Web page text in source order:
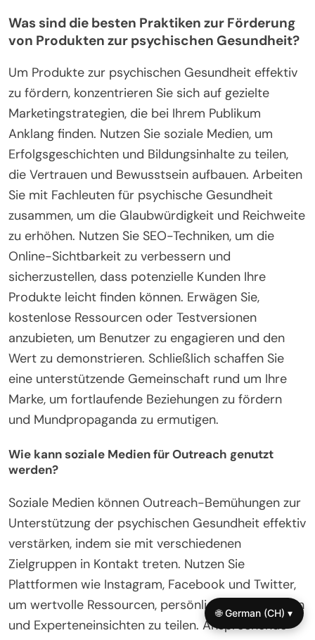
Was sind die besten Praktiken zur Förderung
von Produkten zur psychischen Gesundheit?
Um Produkte zur psychischen Gesundheit effektiv
zu fördern, konzentrieren Sie sich auf gezielte
Marketingstrategien, die bei Ihrem Publikum
Anklang finden. Nutzen Sie soziale Medien, um
Erfolgsgeschichten und Bildungsinhalte zu teilen,
die Vertrauen und Bewusstsein aufbauen. Arbeiten
Sie mit Fachleuten für psychische Gesundheit
zusammen, um die Glaubwürdigkeit und Reichweite
zu erhöhen. Nutzen Sie SEO-Techniken, um die
Online-Sichtbarkeit zu verbessern und
sicherzustellen, dass potenzielle Kunden Ihre
Produkte leicht finden können. Erwägen Sie,
kostenlose Ressourcen oder Testversionen
anzubieten, um Benutzer zu engagieren und den
Wert zu demonstrieren. Schließlich schaffen Sie
eine unterstützende Gemeinschaft rund um Ihre
Marke, um fortlaufende Beziehungen zu fördern
und Mundpropaganda zu ermutigen.
Wie kann soziale Medien für Outreach genutzt
werden?
Soziale Medien können Outreach-Bemühungen zur
Unterstützung der psychischen Gesundheit effektiv
verstärken, indem sie mit verschiedenen
Zielgruppen in Kontakt treten. Nutzen Sie
Plattformen wie Instagram, Facebook und Twitter,
um wertvolle Ressourcen, persönliche Geschichten
und Experteneinsichten zu teilen. Ansprechende
🌐 German (CH) ▾